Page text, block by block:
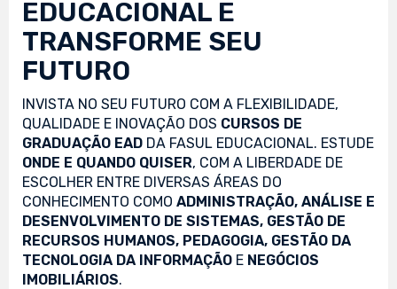
EDUCACIONAL E
TRANSFORME SEU
FUTURO
INVISTA NO SEU FUTURO COM A FLEXIBILIDADE,
QUALIDADE E INOVAÇÃO DOS CURSOS DE
GRADUAÇÃO EAD DA FASUL EDUCACIONAL. ESTUDE
ONDE E QUANDO QUISER, COM A LIBERDADE DE
ESCOLHER ENTRE DIVERSAS ÁREAS DO
CONHECIMENTO COMO ADMINISTRAÇÃO, ANÁLISE E
DESENVOLVIMENTO DE SISTEMAS, GESTÃO DE
RECURSOS HUMANOS, PEDAGOGIA, GESTÃO DA
TECNOLOGIA DA INFORMAÇÃO E NEGÓCIOS
IMOBILIÁRIOS.